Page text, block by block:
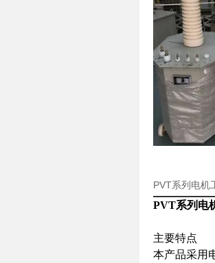
PVT系列电机
PVT系列电
主要特点
本产品采用